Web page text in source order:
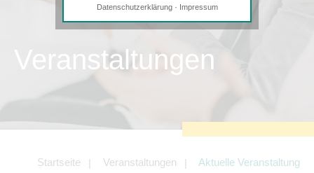
Veranstaltungen
Startseite Veranstaltungen Aktuelle Veranstaltung
Notwendige Cookies
Diese Cookies sind erforderlich, um die
Tracking- und Targeting-Cookies
Angebotes einschließlich der
Angeboten von z.B. Facebook und
LinkedIn.
Datenschutzerklärung· Impressum